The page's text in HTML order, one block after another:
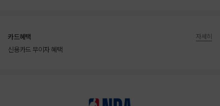
카드혜택
신용카드 무이자 혜택
자세히